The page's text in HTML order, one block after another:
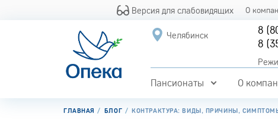
Версия для слабовидящих О
Челябинск
8
8
Пансионаты О
ГЛАВНАЯ БЛОГ КОНТРАКТУРА: ВИДЫ, ПРИЧИНЫ,